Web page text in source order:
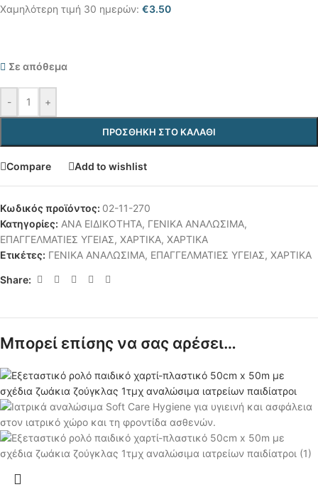
Χαμηλότερη τιμή 30 ημερών: €3.50
Σε απόθεμα
- +
ΠΡΟΣΘΉΚΗ ΣΤΟ ΚΑΛΆΘΙ
Compare Add to wishlist
Κωδικός προϊόντος: 02-11-270
Κατηγορίες: ΑΝΑ ΕΙΔΙΚΟΤΗΤΑ, ΓΕΝΙΚΑ ΑΝΑΛΩΣΙΜΑ,
ΕΠΑΓΓΕΛΜΑΤΙΕΣ ΥΓΕΙΑΣ, ΧΑΡΤΙΚΑ, ΧΑΡΤΙΚΑ
Ετικέτες: ΓΕΝΙΚΑ ΑΝΑΛΩΣΙΜΑ, ΕΠΑΓΓΕΛΜΑΤΙΕΣ ΥΓΕΙΑΣ, ΧΑΡΤΙΚΑ
Share:
Μπορεί επίσης να σας αρέσει…